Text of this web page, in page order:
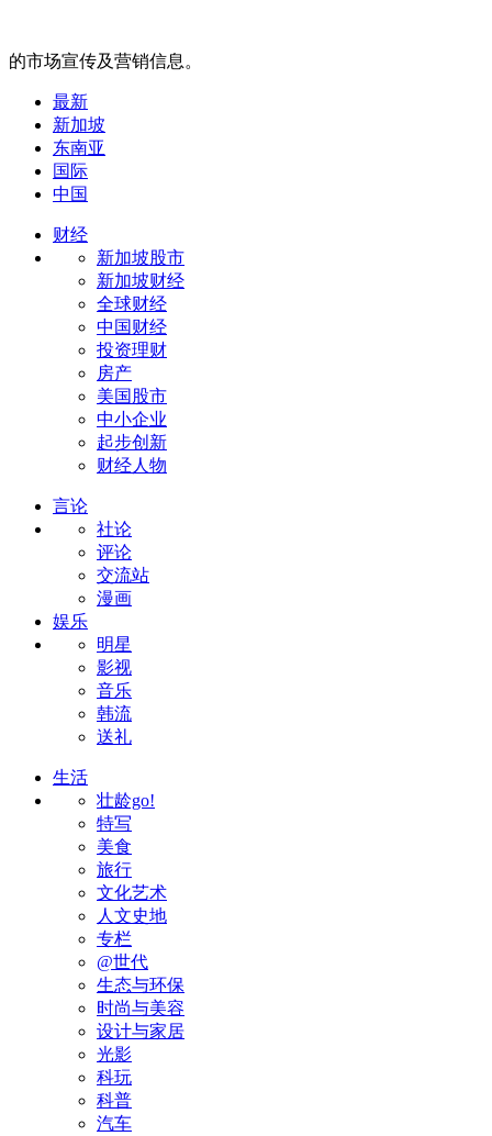
的市场宣传及营销信息。
最新
新加坡
东南亚
国际
中国
财经
新加坡股市
新加坡财经
全球财经
中国财经
投资理财
房产
美国股市
中小企业
起步创新
财经人物
言论
社论
评论
交流站
漫画
娱乐
明星
影视
音乐
韩流
送礼
生活
壮龄go!
特写
美食
旅行
文化艺术
人文史地
专栏
@世代
生态与环保
时尚与美容
设计与家居
光影
科玩
科普
汽车